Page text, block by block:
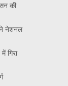
की
ने नेशनल
गिरा